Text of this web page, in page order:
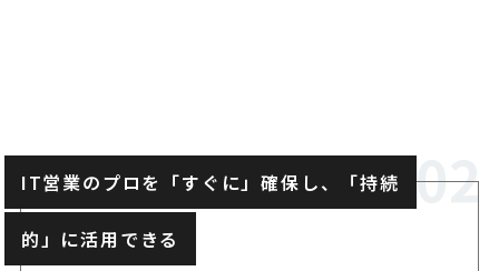
IT営業のプロを「すぐに」確保し、「持続
的」に活用できる